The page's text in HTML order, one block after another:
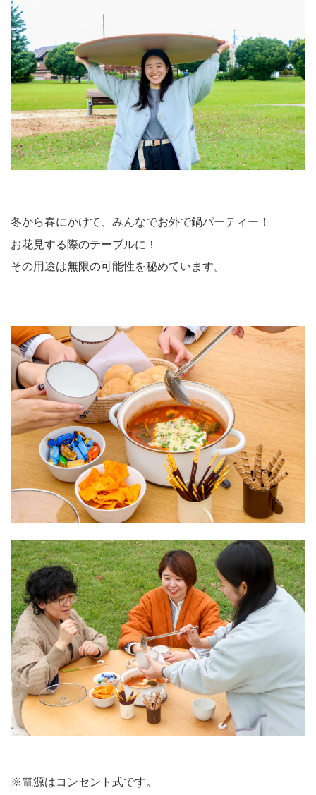
冬から春にかけて、みんなでお外で鍋パーティー！
お花見する際のテーブルに！
その用途は無限の可能性を秘めています。
※電源はコンセント式です。